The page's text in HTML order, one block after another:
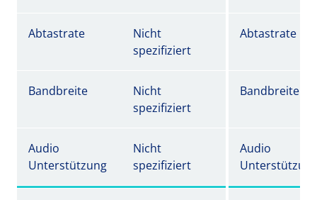
Abtastrate
Nicht
spezifiziert
Abtastrate
Bandbreite
Nicht
spezifiziert
Bandbreite
Audio
Unterstützung
Nicht
spezifiziert
Audio